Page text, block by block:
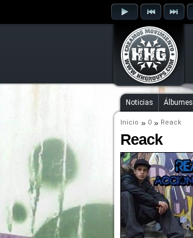
Noticias Álbumes
Inicio 0 Reack
Reack